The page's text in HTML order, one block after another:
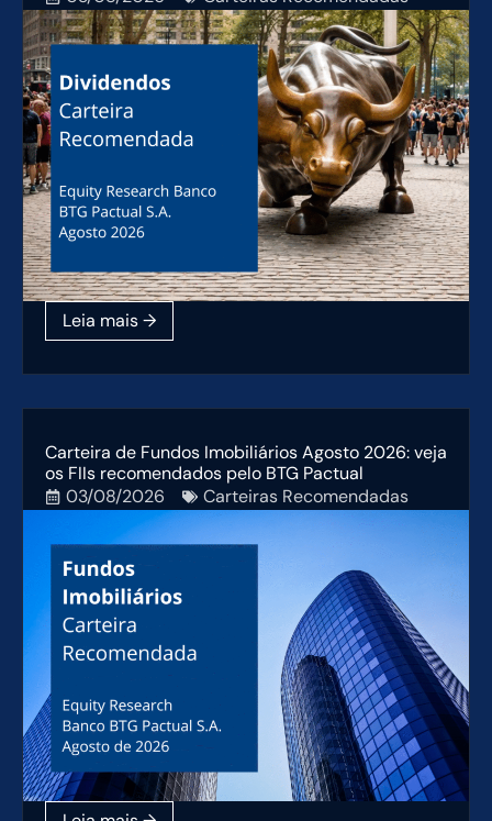
Carteira de Fundos Imobiliários Agosto 2026: veja
os FIIs recomendados pelo BTG Pactual
03/08/2026
Carteiras Recomendadas